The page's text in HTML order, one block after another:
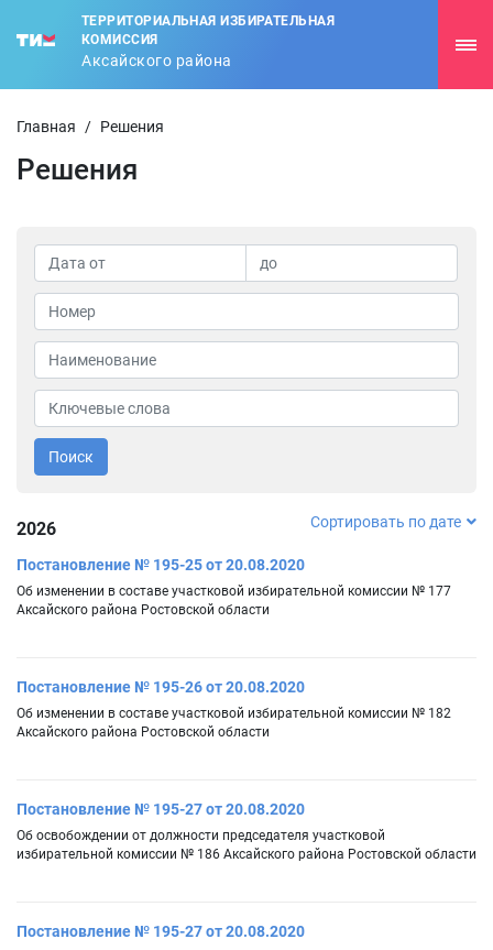
ТЕРРИТОРИАЛЬНАЯ ИЗБИРАТЕЛЬНАЯ
КОМИССИЯ
Аксайского района
Главная / Решения
Решения
Поиск
2026 Сортировать по дате
Постановление № 195-25 от 20.08.2020
Об изменении в составе участковой избирательной комиссии № 177
Аксайского района Ростовской области
Постановление № 195-26 от 20.08.2020
Об изменении в составе участковой избирательной комиссии № 182
Аксайского района Ростовской области
Постановление № 195-27 от 20.08.2020
Об освобождении от должности председателя участковой
избирательной комиссии № 186 Аксайского района Ростовской области
Постановление № 195-27 от 20.08.2020